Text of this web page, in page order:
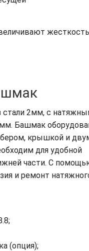
жесткость
стали 2мм, с
Башмак
крышкой и
для удобной
части. С
и ремонт
(опция);